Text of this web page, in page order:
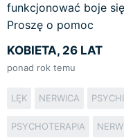
funkcjonować boje
Proszę o pomoc
KOBIETA, 26 LAT
ponad rok temu
LĘK NERWICA
PSYCHOTERAPIA